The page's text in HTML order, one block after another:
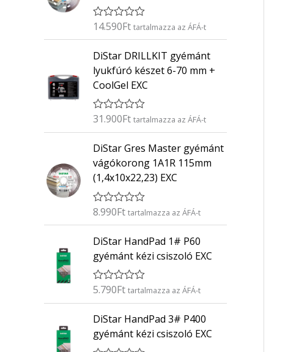
É
é
k
e
l
s
:
0
/
5
14.590Ft tartalmazza az ÁFÁ-t
DiStar DRILLKIT gyémánt
lyukfúró készet 6-70 mm +
CoolGel EXC
É
é
e
l
s
:
0
/
5
31.900Ft tartalmazza az ÁFÁ-t
DiStar Gres Master gyémánt
vágókorong 1A1R 115mm
(1,4x10x22,23) EXC
É
é
e
é
s
/
8.990Ft tartalmazza az ÁFÁ-t
DiStar HandPad 1# P60
gyémánt kézi csiszoló EXC
É
é
e
5.790Ft tartalmazza az ÁFÁ-t
DiStar HandPad 3# P400
gyémánt kézi csiszoló EXC